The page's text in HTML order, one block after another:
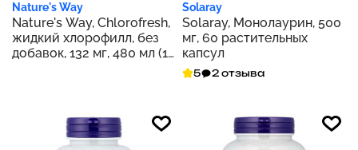
Nature's Way
Nature's Way, Chlorofresh,
жидкий хлорофилл, без
добавок, 132 мг, 480 мл (16
Solaray
Solaray, Монолаурин, 500
мг, 60 растительных
капсул
5 2 отзыва